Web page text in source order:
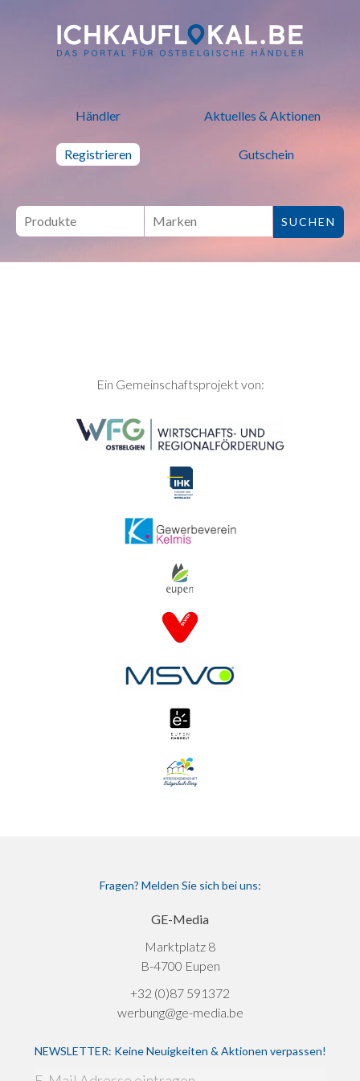
ich kauf lokal - Bei lokalen
Händler Aktuelles & Aktionen
Registrieren Gutschein
SEITENFUSSEin Gemeinschaftsprojekt von:
Fragen? Melden Sie sich bei uns:
GE-Media
Marktplatz 8
B-4700 Eupen
+32 (0)87 591372
werbung@ge-media.be
NEWSLETTER: Keine Neuigkeiten & Aktionen verpassen!